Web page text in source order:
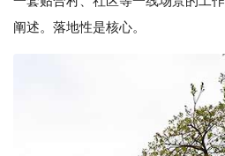
阐述。落地性是核心。